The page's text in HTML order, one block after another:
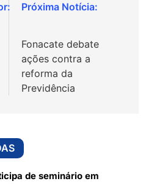
Fonacate debate
ações contra a
reforma da
Previdência
de seminário em